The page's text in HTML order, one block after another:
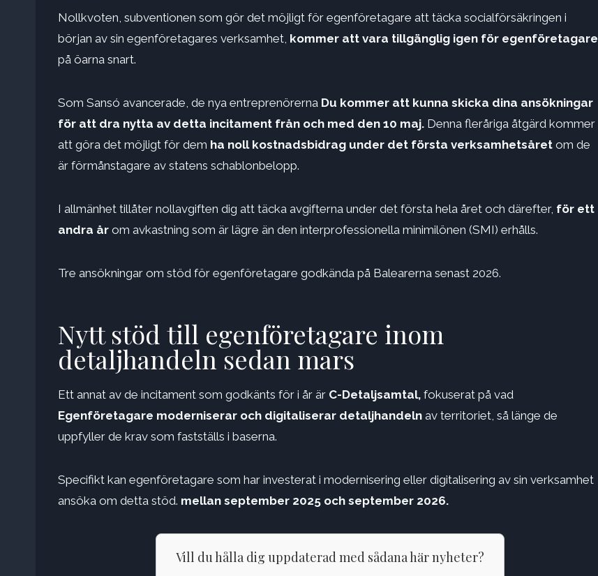
Nollkvoten, subventionen som gör det möjligt för egenföretagare att täcka socialförsäkringen i
början av sin egenföretagares verksamhet, kommer att vara tillgänglig igen för egenföretagare
på öarna snart.
Som Sansó avancerade, de nya entreprenörerna Du kommer att kunna skicka dina ansökningar
för att dra nytta av detta incitament från och med den 10 maj. Denna fleråriga åtgärd kommer
att göra det möjligt för dem ha noll kostnadsbidrag under det första verksamhetsåret om de
är förmånstagare av statens schablonbelopp.
I allmänhet tillåter nollavgiften dig att täcka avgifterna under det första hela året och därefter, för ett
andra år om avkastning som är lägre än den interprofessionella minimilönen (SMI) erhålls.
Tre ansökningar om stöd för egenföretagare godkända på Balearerna senast 2026.
Nytt stöd till egenföretagare inom
detaljhandeln sedan mars
Ett annat av de incitament som godkänts för i år är C-Detaljsamtal, fokuserat på vad
Egenföretagare moderniserar och digitaliserar detaljhandeln av territoriet, så länge de
uppfyller de krav som fastställs i baserna.
Specifikt kan egenföretagare som har investerat i modernisering eller digitalisering av sin verksamhet
ansöka om detta stöd. mellan september 2025 och september 2026.
Vill du hålla dig uppdaterad med sådana här nyheter?